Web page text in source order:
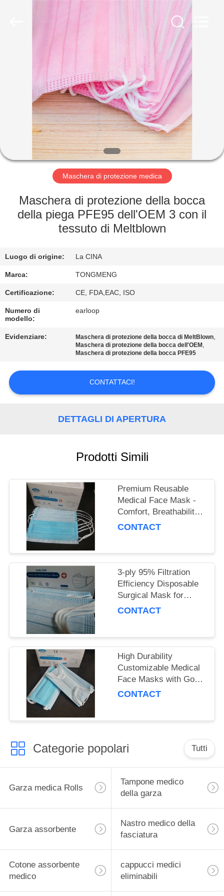
PRODOTTI
CIRCA
GIRO
FABBRICA
CONTROLLO
QUALITÀ
CONTATTICI
RICHIEDA
UNA
CITAZIONE
MAPPA
Maschera di protezione medica
Maschera di protezione della bocca
della piega PFE95 dell'OEM 3 con il
tessuto di Meltblown
Luogo di origine: La CINA
Marca: TONGMENG
Certificazione: CE, FDA,EAC, ISO
Numero di
modello:
earloop
Evidenziare: Maschera di protezione della bocca di MeltBlown,
Maschera di protezione della bocca dell'OEM ,
Maschera di protezione della bocca PFE95
CONTATTACI!
DETTAGLI DI APERTURA
Prodotti Simili
Premium Reusable
Medical Face Mask -
Comfort, Breathability
& Reusability
CONTACT
3-ply 95% Filtration
Efficiency Disposable
Surgical Mask for
Adults, Polypropylene
CONTACT
High Durability
Customizable Medical
Face Masks with Good
Breathability
CONTACT
Categorie popolari Tutti
Garza medica Rolls
Tampone medico
della garza
Garza assorbente
Nastro medico della
fasciatura
Cotone assorbente
medico
cappucci medici
eliminabili